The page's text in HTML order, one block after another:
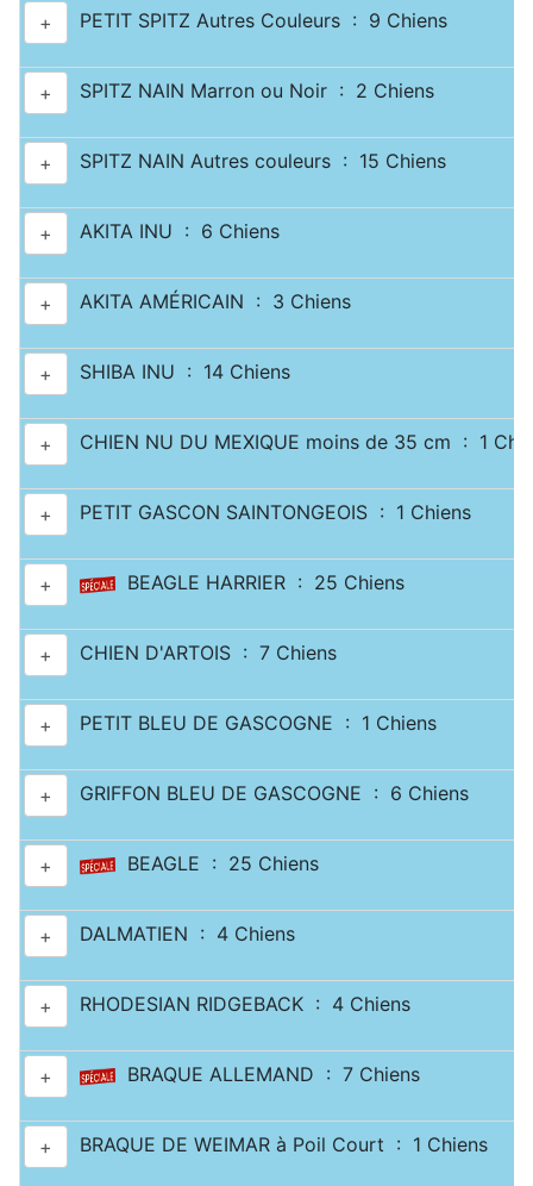
+ PETIT SPITZ Autres Couleurs : 9 Chiens
+ SPITZ NAIN Marron ou Noir : 2 Chiens
+ SPITZ NAIN Autres couleurs : 15 Chiens
+ AKITA INU : 6 Chiens
+ AKITA AMÉRICAIN : 3 Chiens
+ SHIBA INU : 14 Chiens
+ CHIEN NU DU MEXIQUE moins de 35 cm : 1
+ PETIT GASCON SAINTONGEOIS : 1 Chiens
+ BEAGLE HARRIER : 25 Chiens
+ CHIEN D'ARTOIS : 7 Chiens
+ PETIT BLEU DE GASCOGNE : 1 Chiens
+ GRIFFON BLEU DE GASCOGNE : 6 Chiens
+ BEAGLE : 25 Chiens
+ DALMATIEN : 4 Chiens
+ RHODESIAN RIDGEBACK : 4 Chiens
+ BRAQUE ALLEMAND : 7 Chiens
+ BRAQUE DE WEIMAR à Poil Court : 1 Chiens